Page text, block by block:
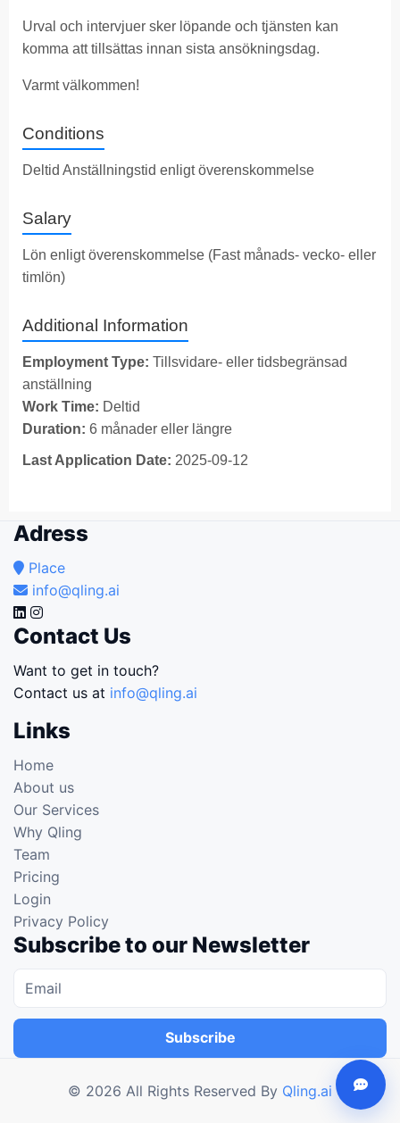
Urval och intervjuer sker löpande och tjänsten kan
komma att tillsättas innan sista ansökningsdag.
Varmt välkommen!
Conditions
Deltid Anställningstid enligt överenskommelse
Salary
Lön enligt överenskommelse (Fast månads- vecko- eller
timlön)
Additional Information
Employment Type: Tillsvidare- eller tidsbegränsad
anställning
Work Time: Deltid
Duration: 6 månader eller längre
Last Application Date: 2025-09-12
Adress
Place
info@qling.ai
Contact Us
Want to get in touch?
Contact us at info@qling.ai
Links
Home
About us
Our Services
Why Qling
Team
Pricing
Login
Privacy Policy
Subscribe to our Newsletter
Subscribe
© 2026 All Rights Reserved By Qling.ai